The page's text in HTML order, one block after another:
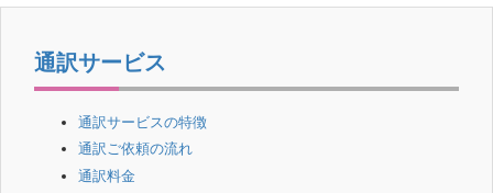
er
e
o
o
k
通訳サービス
通訳サービスの特徴
通訳ご依頼の流れ
通訳料金